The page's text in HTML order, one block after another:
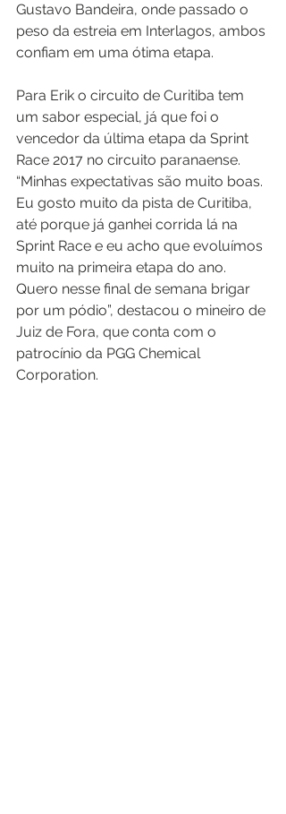
Gustavo Bandeira, onde passado o
peso da estreia em Interlagos, ambos
confiam em uma ótima etapa.
Para Erik o circuito de Curitiba tem
um sabor especial, já que foi o
vencedor da última etapa da Sprint
Race 2017 no circuito paranaense.
“Minhas expectativas são muito boas.
Eu gosto muito da pista de Curitiba,
até porque já ganhei corrida lá na
Sprint Race e eu acho que evoluímos
muito na primeira etapa do ano.
Quero nesse final de semana brigar
por um pódio”, destacou o mineiro de
Juiz de Fora, que conta com o
patrocínio da PGG Chemical
Corporation.